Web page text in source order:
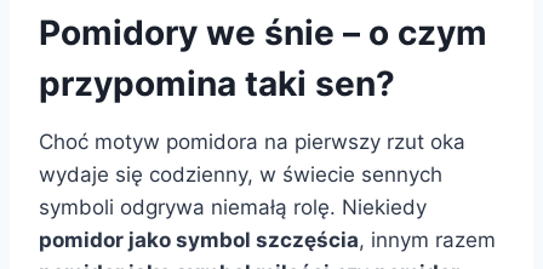
Pomidory we śnie – o czym
przypomina taki sen?
Choć motyw pomidora na pierwszy rzut oka
wydaje się codzienny, w świecie sennych
symboli odgrywa niemałą rolę. Niekiedy
pomidor jako symbol szczęścia, innym razem